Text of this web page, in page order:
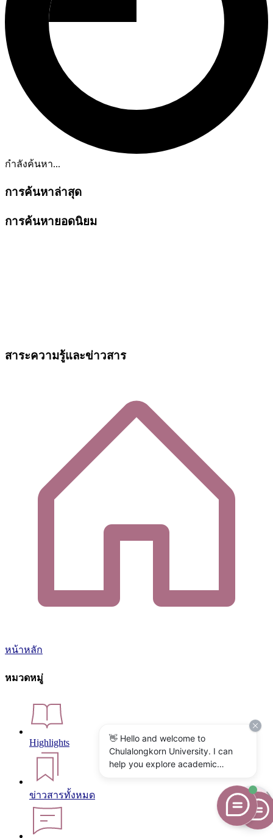
กำลังค้นหา...
การค้นหาล่าสุด
การค้นหายอดนิยม
สาระความรู้และข่าวสาร
หน้าหลัก
หมวดหมู่
Highlights
ข่าวสารทั้งหมด
👋 Hello and welcome to
Chulalongkorn University. I can
help you explore academic